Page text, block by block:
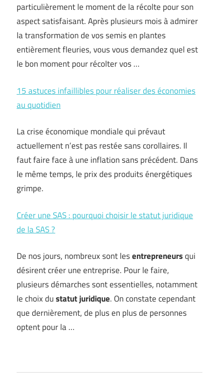
particulièrement le moment de la récolte pour son
aspect satisfaisant. Après plusieurs mois à admirer
la transformation de vos semis en plantes
entièrement fleuries, vous vous demandez quel est
le bon moment pour récolter vos …
15 astuces infaillibles pour réaliser des économies
au quotidien
La crise économique mondiale qui prévaut
actuellement n’est pas restée sans corollaires. Il
faut faire face à une inflation sans précédent. Dans
le même temps, le prix des produits énergétiques
grimpe.
Créer une SAS : pourquoi choisir le statut juridique
de la SAS ?
De nos jours, nombreux sont lesentrepreneursqui
désirent créer une entreprise. Pour le faire,
plusieurs démarches sont essentielles, notamment
le choix dustatut juridique. On constate cependant
que dernièrement, de plus en plus de personnes
optent pour la …